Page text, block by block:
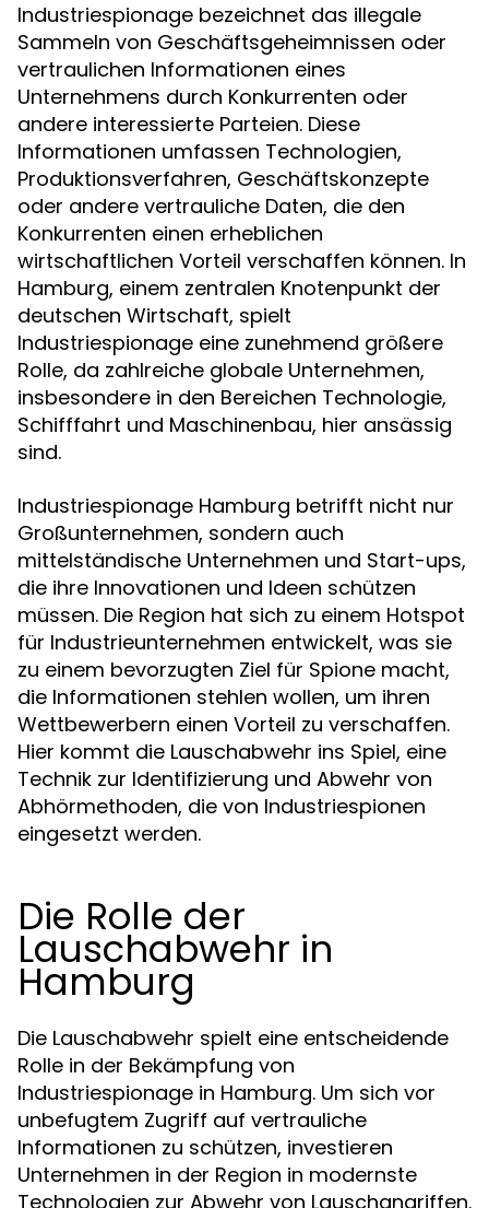
Industriespionage bezeichnet das illegale
Sammeln von Geschäftsgeheimnissen oder
vertraulichen Informationen eines
Unternehmens durch Konkurrenten oder
andere interessierte Parteien. Diese
Informationen umfassen Technologien,
Produktionsverfahren, Geschäftskonzepte
oder andere vertrauliche Daten, die den
Konkurrenten einen erheblichen
wirtschaftlichen Vorteil verschaffen können. In
Hamburg, einem zentralen Knotenpunkt der
deutschen Wirtschaft, spielt
Industriespionage eine zunehmend größere
Rolle, da zahlreiche globale Unternehmen,
insbesondere in den Bereichen Technologie,
Schifffahrt und Maschinenbau, hier ansässig
sind.
Industriespionage Hamburg betrifft nicht nur
Großunternehmen, sondern auch
mittelständische Unternehmen und Start-ups,
die ihre Innovationen und Ideen schützen
müssen. Die Region hat sich zu einem Hotspot
für Industrieunternehmen entwickelt, was sie
zu einem bevorzugten Ziel für Spione macht,
die Informationen stehlen wollen, um ihren
Wettbewerbern einen Vorteil zu verschaffen.
Hier kommt die Lauschabwehr ins Spiel, eine
Technik zur Identifizierung und Abwehr von
Abhörmethoden, die von Industriespionen
eingesetzt werden.
Die Rolle der
Lauschabwehr in
Hamburg
Die Lauschabwehr spielt eine entscheidende
Rolle in der Bekämpfung von
Industriespionage in Hamburg. Um sich vor
unbefugtem Zugriff auf vertrauliche
Informationen zu schützen, investieren
Unternehmen in der Region in modernste
Technologien zur Abwehr von Lauschangriffen.